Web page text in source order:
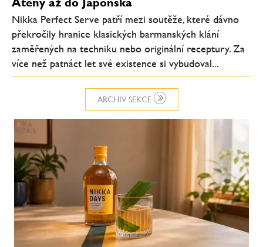
ARCHIV SEKCE
Nikka Perfect Serve patří mezi soutěže, které dávno
překročily hranice klasických barmanských klání
zaměřených na techniku nebo originální receptury. Za
více než patnáct let své existence si vybudoval...